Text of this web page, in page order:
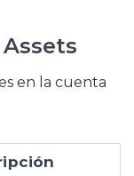
en la cuenta